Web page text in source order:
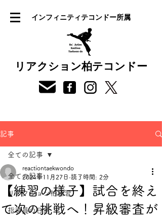
インフィニティテコンドー所属
リアクション柏テコンドー
記事
全ての記事
リアクション柏練習
指導員の日常
全ての記事
【練習の様子】試合を終え
て次の挑戦へ！昇級審査が
reactiontaekwondo
2024年11月27日 読了時間: 2分